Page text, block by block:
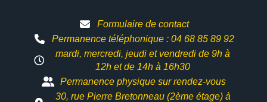
Formulaire de contact
Permanence téléphonique : 04 68 85 89 92
mardi, mercredi, jeudi et vendredi de 9h à
12h etde 14h à 16h30
Permanence physique sur rendez-vous
30, rue Pierre Bretonneau (2ème étage) à